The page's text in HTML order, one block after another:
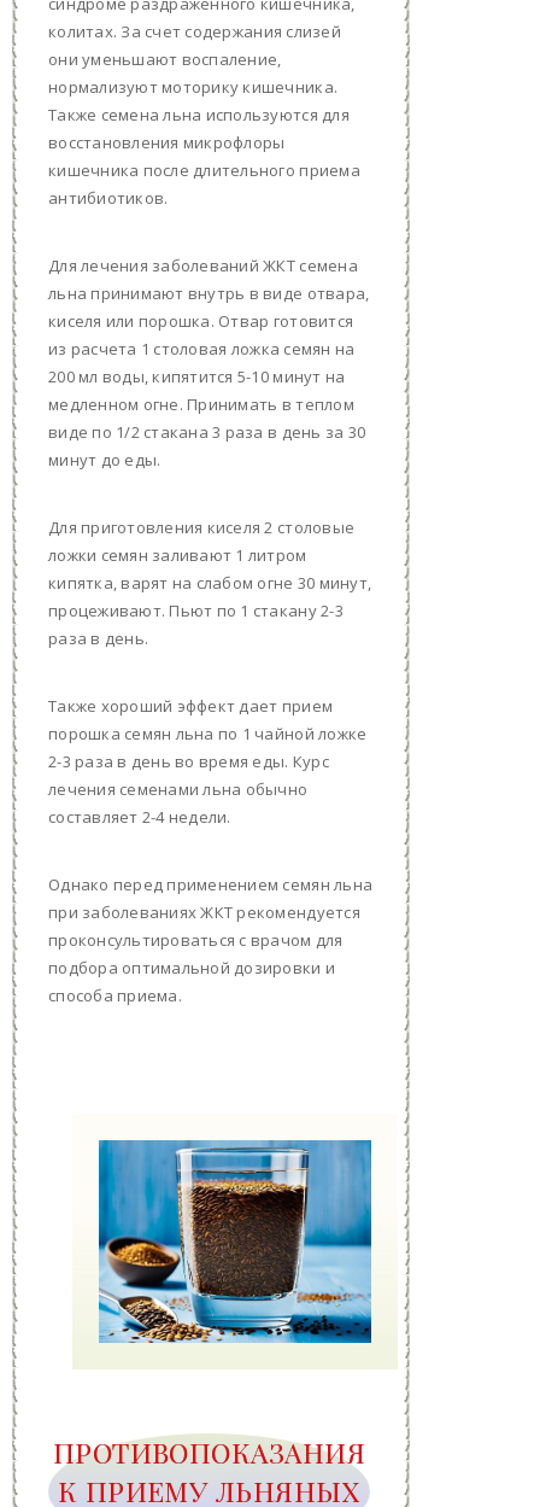
колитах. За счет содержания слизей
они уменьшают воспаление,
нормализуют моторику кишечника.
Также семена льна используются для
восстановления микрофлоры
кишечника после длительного приема
антибиотиков.
Для лечения заболеваний ЖКТ семена
льна принимают внутрь в виде отвара,
киселя или порошка. Отвар готовится
из расчета 1 столовая ложка семян на
200 мл воды, кипятится 5-10 минут на
медленном огне. Принимать в теплом
виде по 1/2 стакана 3 раза в день за 30
минут до еды.
Для приготовления киселя 2 столовые
ложки семян заливают 1 литром
кипятка, варят на слабом огне 30 минут,
процеживают. Пьют по 1 стакану 2-3
раза в день.
Также хороший эффект дает прием
порошка семян льна по 1 чайной ложке
2-3 раза в день во время еды. Курс
лечения семенами льна обычно
составляет 2-4 недели.
Однако перед применением семян льна
при заболеваниях ЖКТ рекомендуется
проконсультироваться с врачом для
подбора оптимальной дозировки и
способа приема.
ПРОТИВОПОКАЗАНИЯ
К ПРИЕМУ ЛЬНЯНЫХ